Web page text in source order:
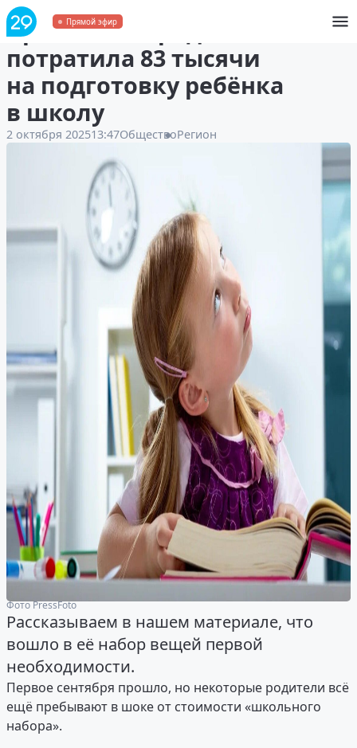
Прямой эфир
Архангелогородка
потратила 83 тысячи
на подготовку ребёнка
в школу
2 октября 202513:47ОбществоРегион
Фото PressFoto
Рассказываем в нашем материале, что
вошло в её набор вещей первой
необходимости.
Первое сентября прошло, но некоторые родители всё
ещё пребывают в шоке от стоимости «школьного
набора».